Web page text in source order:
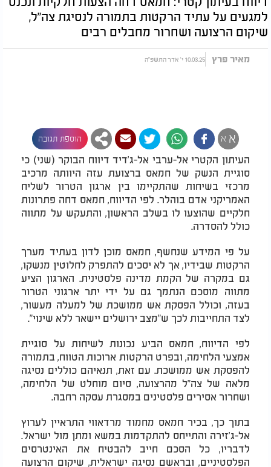
למגעים על עתיד הרקטות בתמורה לנסיגת צה"ל,
שיקום הרצועה ושחרור מחבלים רבים
מאיר פרץ 10.03.25 י' אדר התשפ"ה
א א הוספת תגובה
העיתון הקטרי אל-ערבי אל-ג'דיד דיווח הבוקר (שני) כי
סוגיית הנשק של חמאס ברצועת עזה היוותה מרכיב
מרכזי בשיחות שהתקיימו בין ארגון הטרור לשליח
האמריקני אדם בוהלר. לפי הדיווח, חמאס דחה פתרונות
חלקיים שהוצעו לו בשלב הראשון, והתעקש על מתווה
כולל להסדרה.
על פי המידע שנחשף, חמאס מוכן לדון בעתיד מערך
הרקטות שבידיו, אך לא יסכים להתפרק לחלוטין מנשקו,
גם במקרה של הקמת מדינה פלסטינית. הארגון הציע
מתווה מוסכם הנתמך גם על ידי יתר ארגוני הטרור
בעזה, וכולל הפסקת אש ממושכת של למעלה מעשור,
לצד התחייבות לכך ש"מצב ירושלים יישאר ללא שינוי".
לפי הדיווח, חמאס הביע נכונות לשיחות על סוגיית
אמצעי הלחימה, ובפרט הרקטות ארוכות הטווח, בתמורה
להפסקת אש ממושכת. עם זאת, תנאיהם כוללים נסיגה
מלאה של צה"ל מהרצועה, סיום מוחלט של הלחימה,
ושחרור אסירים פלסטינים במסגרת עסקה רחבה.
בתוך כך, בכיר חמאס מחמוד מרדאווי התראיין לערוץ
אל-ג'זירה והתייחס להתקדמות במשא ומתן מול ישראל.
לדבריו, כל הסכם חייב להבטיח את האינטרסים
הפלסטיניים, ובראשם נסיגה ישראלית, שיקום הרצועה